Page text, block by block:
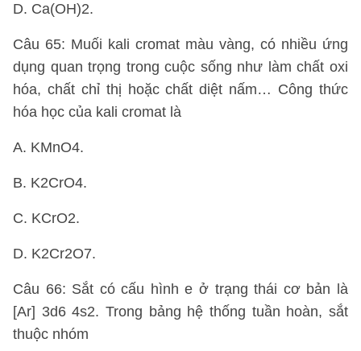
D. Ca(OH)2.
Câu 65: Muối kali cromat màu vàng, có nhiều ứng
dụng quan trọng trong cuộc sống như làm chất oxi
hóa, chất chỉ thị hoặc chất diệt nấm… Công thức
hóa học của kali cromat là
A. KMnO4.
B. K2CrO4.
C. KCrO2.
D. K2Cr2O7.
Câu 66: Sắt có cấu hình e ở trạng thái cơ bản là
[Ar] 3d6 4s2. Trong bảng hệ thống tuần hoàn, sắt
thuộc nhóm